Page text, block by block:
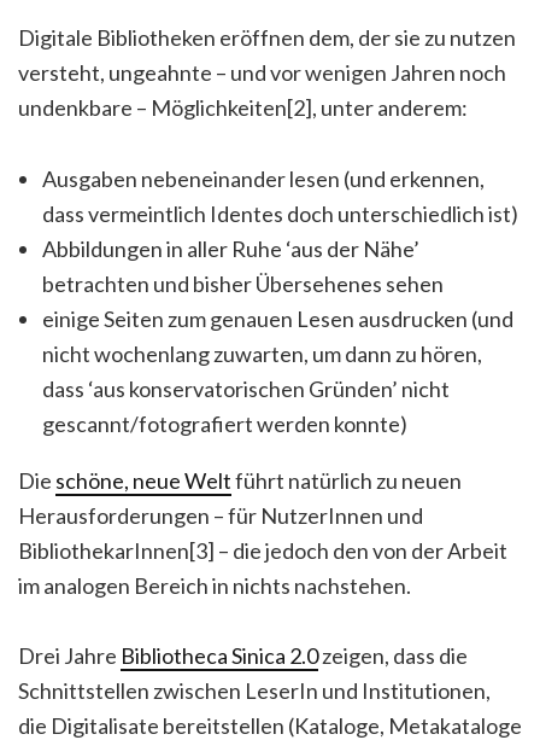
Digitale Bibliotheken eröffnen dem, der sie zu nutzen
versteht, ungeahnte – und vor wenigen Jahren noch
undenkbare – Möglichkeiten[2], unter anderem:
Ausgaben nebeneinander lesen (und erkennen,
dass vermeintlich Identes doch unterschiedlich ist)
Abbildungen in aller Ruhe ‘aus der Nähe’
betrachten und bisher Übersehenes sehen
einige Seiten zum genauen Lesen ausdrucken (und
nicht wochenlang zuwarten, um dann zu hören,
dass ‘aus konservatorischen Gründen’ nicht
gescannt/fotografiert werden konnte)
Die schöne, neue Weltführt natürlich zu neuen
Herausforderungen – für NutzerInnen und
BibliothekarInnen[3] – die jedoch den von der Arbeit
im analogen Bereich in nichts nachstehen.
Drei Jahre Bibliotheca Sinica 2.0zeigen, dass die
Schnittstellen zwischen LeserIn und Institutionen,
die Digitalisate bereitstellen (Kataloge, Metakataloge